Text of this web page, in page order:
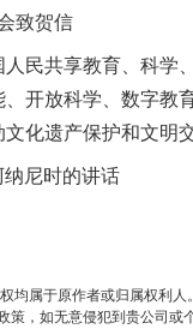
致贺信
共享教育、科学
开放科学、数字教
化遗产保护和文明
尼时的讲话
均属于原作者或归属权利
，如无意侵犯到贵公司